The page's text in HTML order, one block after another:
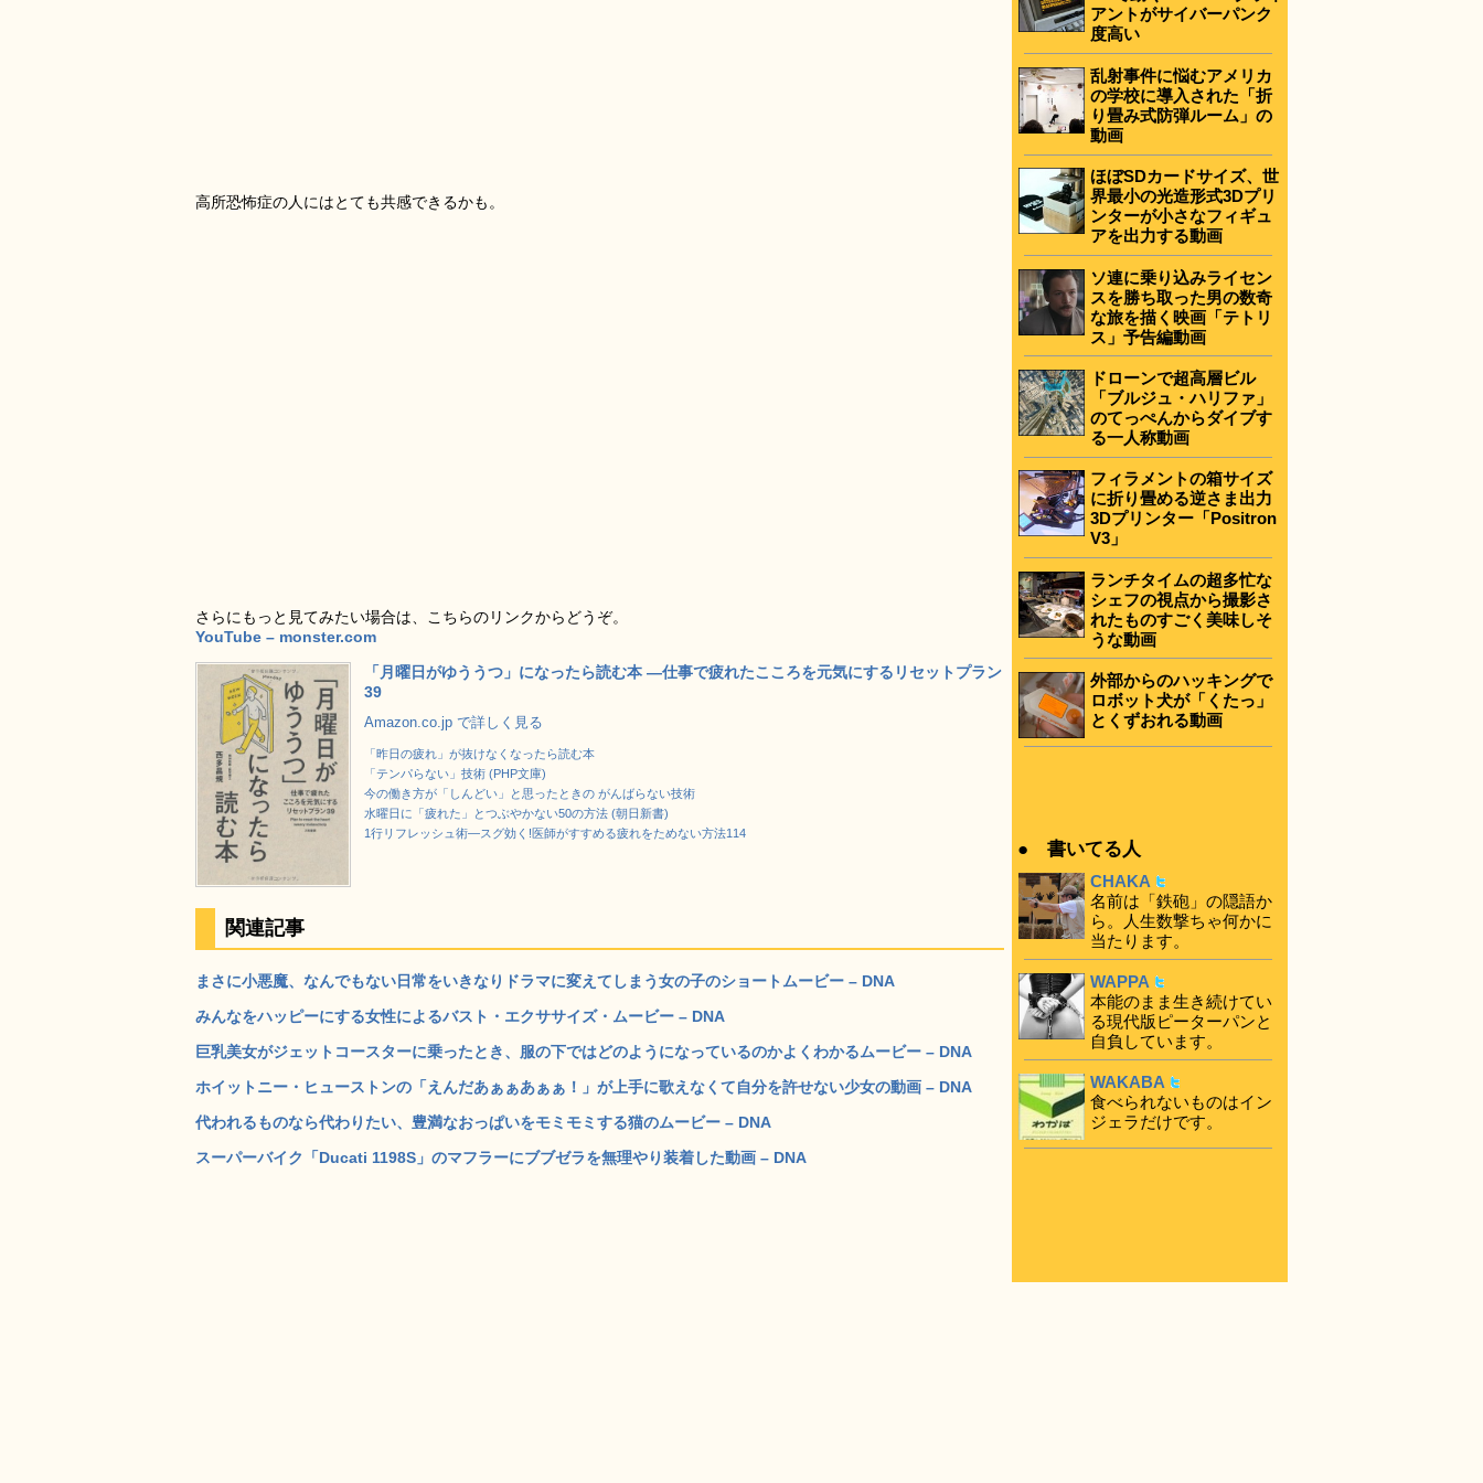
高所恐怖症の人にはとても共感できるかも。
さらにもっと見てみたい場合は、こちらのリンクからどうぞ。
YouTube – monster.com
「月曜日がゆううつ」になったら読む本 ―仕事で疲れたこころを元気にするリセットプラン
39
Amazon.co.jp で詳しく見る
「昨日の疲れ」が抜けなくなったら読む本
「テンパらない」技術 (PHP文庫)
今の働き方が「しんどい」と思ったときの がんばらない技術
水曜日に「疲れた」とつぶやかない50の方法 (朝日新書)
1行リフレッシュ術―スグ効く!医師がすすめる疲れをためない方法114
関連記事
まさに小悪魔、なんでもない日常をいきなりドラマに変えてしまう女の子のショートムービー – DNA
みんなをハッピーにする女性によるバスト・エクササイズ・ムービー – DNA
巨乳美女がジェットコースターに乗ったとき、服の下ではどのようになっているのかよくわかるムービー – DNA
ホイットニー・ヒューストンの「えんだあぁぁあぁぁ！」が上手に歌えなくて自分を許せない少女の動画 – DNA
代われるものなら代わりたい、豊満なおっぱいをモミモミする猫のムービー – DNA
スーパーバイク「Ducati 1198S」のマフラーにブブゼラを無理やり装着した動画 – DNA
アントがサイバーパンク
度高い
乱射事件に悩むアメリカ
の学校に導入された「折
り畳み式防弾ルーム」の
動画
ほぼSDカードサイズ、世
界最小の光造形式3Dプリ
ンターが小さなフィギュ
アを出力する動画
ソ連に乗り込みライセン
スを勝ち取った男の数奇
な旅を描く映画「テトリ
ス」予告編動画
ドローンで超高層ビル
「ブルジュ・ハリファ」
のてっぺんからダイブす
る一人称動画
フィラメントの箱サイズ
に折り畳める逆さま出力
3Dプリンター「Positron
V3」
ランチタイムの超多忙な
シェフの視点から撮影さ
れたものすごく美味しそ
うな動画
外部からのハッキングで
ロボット犬が「くたっ」
とくずおれる動画
● 書いてる人
CHAKA
名前は「鉄砲」の隠語か
ら。人生数撃ちゃ何かに
当たります。
WAPPA
本能のまま生き続けてい
る現代版ピーターパンと
自負しています。
WAKABA
食べられないものはイン
ジェラだけです。